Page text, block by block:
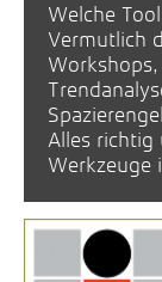
Welche
Vermutlich
Alles richtig
Werkzeuge